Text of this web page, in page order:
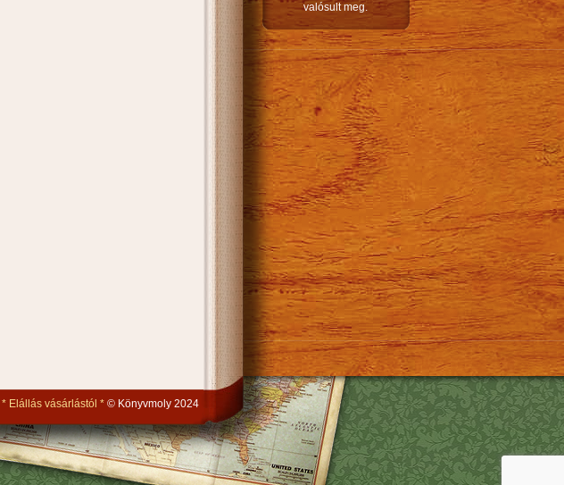
valósult meg.
Elállás vásárlástól © Könyvmoly 2024